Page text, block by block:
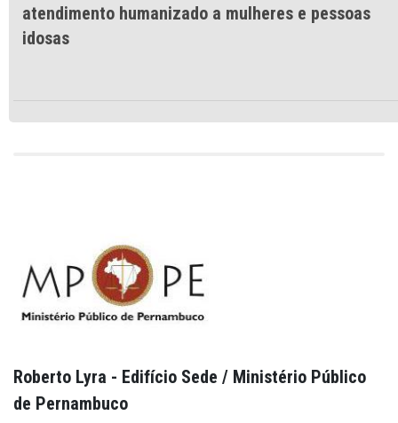
atendimento humanizado a mulheres e pessoas
idosas
Roberto Lyra - Edifício Sede / Ministério Público
de Pernambuco